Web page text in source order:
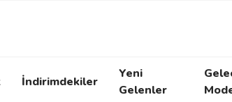
İndirimdekiler
Yeni
Gelenler